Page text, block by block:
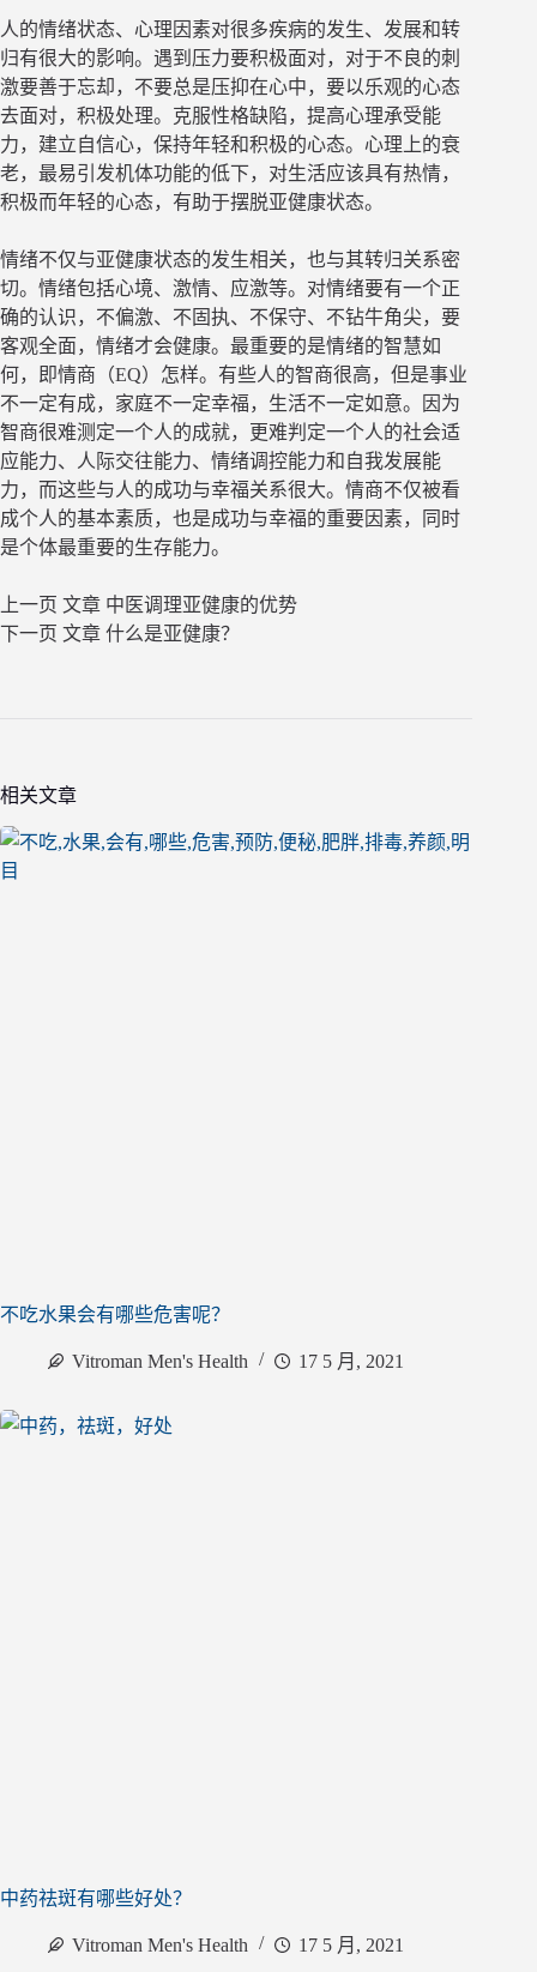
人的情绪状态、心理因素对很多疾病的发生、发展和转
归有很大的影响。遇到压力要积极面对，对于不良的刺
激要善于忘却，不要总是压抑在心中，要以乐观的心态
去面对，积极处理。克服性格缺陷，提高心理承受能
力，建立自信心，保持年轻和积极的心态。心理上的衰
老，最易引发机体功能的低下，对生活应该具有热情，
积极而年轻的心态，有助于摆脱亚健康状态。
情绪不仅与亚健康状态的发生相关，也与其转归关系密
切。情绪包括心境、激情、应激等。对情绪要有一个正
确的认识，不偏激、不固执、不保守、不钻牛角尖，要
客观全面，情绪才会健康。最重要的是情绪的智慧如
何，即情商（EQ）怎样。有些人的智商很高，但是事业
不一定有成，家庭不一定幸福，生活不一定如意。因为
智商很难测定一个人的成就，更难判定一个人的社会适
应能力、人际交往能力、情绪调控能力和自我发展能
力，而这些与人的成功与幸福关系很大。情商不仅被看
成个人的基本素质，也是成功与幸福的重要因素，同时
是个体最重要的生存能力。
上一页 文章 中医调理亚健康的优势
下一页 文章 什么是亚健康？
相关文章
不吃水果会有哪些危害呢？
Vitroman Men's Health 17 5 月, 2021
中药祛斑有哪些好处？
Vitroman Men's Health 17 5 月, 2021